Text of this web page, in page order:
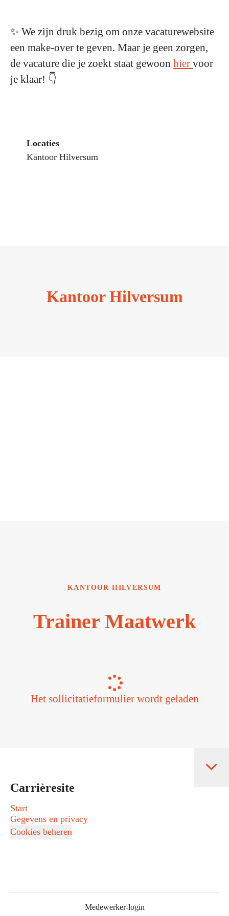
✨ We zijn druk bezig om onze vacaturewebsite
een make-over te geven. Maar je geen zorgen,
de vacature die je zoekt staat gewoon hier voor
je klaar! 👇
Locaties
Kantoor Hilversum
Kantoor Hilversum
KANTOOR HILVERSUM
Trainer Maatwerk
Het sollicitatieformulier wordt geladen
Carrièresite
Start
Gegevens en privacy
Cookies beheren
Medewerker-login